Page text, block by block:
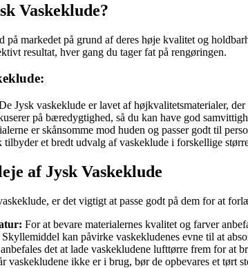
Vaskeklude?
på markedet på grund af deres høje kvalitet og
resultat, hver gang du tager fat på rengøringen.
Jysk vaskeklude er lavet af højkvalitetsmaterialer,
på bæredygtighed, så du kan have god
er skånsomme mod huden og passer godt til
tilbyder et bredt udvalg af vaskeklude i forskellige
af Jysk Vaskeklude
er det vigtigt at passe godt på dem for at
For at bevare materialernes kvalitet og farver
Skyllemiddel kan påvirke vaskekludenes evne til at
det at lade vaskekludene lufttørre frem for at
vaskekludene ikke er i brug, bør de opbevares et tørt